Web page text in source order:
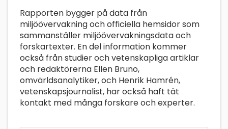
Rapporten bygger på data från
miljöövervakning och officiella hemsidor som
sammanställer miljöövervakningsdata och
forskartexter. En del information kommer
också från studier och vetenskapliga artiklar
och redaktörerna Ellen Bruno,
omvärldsanalytiker, och Henrik Hamrén,
vetenskapsjournalist, har också haft tät
kontakt med många forskare och experter.